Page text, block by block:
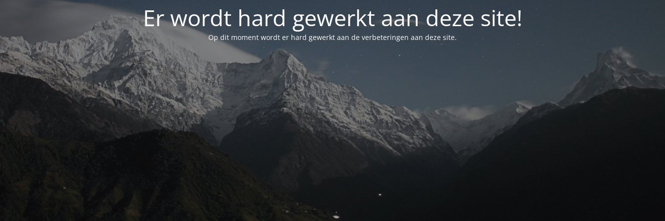
Er wordt hard gewerkt aan deze site!
Op dit moment wordt er hard gewerkt aan de verbeteringen aan deze site.